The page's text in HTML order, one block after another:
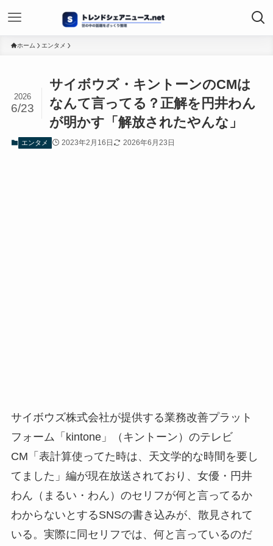
ホーム エンタメ
サイボウズ・キントーンのCMは
なんて言ってる？正解を円井わん
が明かす「解放されたやんな」
2026
6/23
エンタメ 2023年2月16日 2026年6月23日
サイボウズ株式会社が提供する業務改善プラット
フォーム「kintone」（キントーン）のテレビ
CM「表計算使ってた時は、天文学的な時間を要し
てました」編が現在放送されており、女優・円井
わん（まるい・わん）のセリフが何と言ってるか
わからないとするSNSの書き込みが、散見されて
いる。実際に同セリフでは、何と言っているのだ